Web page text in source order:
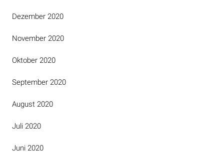
Dezember 2020
November 2020
Oktober 2020
September 2020
August 2020
Juli 2020
Juni 2020